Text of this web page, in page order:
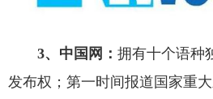
3、中国网： 拥有十个语种
发布权；第一时间报道国家重